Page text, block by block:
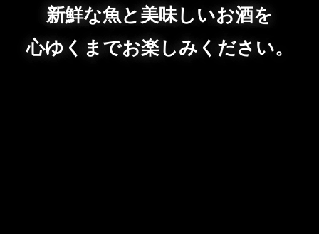
新鮮な魚と美味しいお酒を
心ゆくまでお楽しみください。